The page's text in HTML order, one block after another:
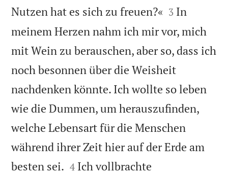
Nutzen hat es sich zu freuen?« 

3 In
meinem Herzen nahm ich mir vor, mich
mit Wein zu berauschen, aber so, dass ich
noch besonnen über die Weisheit
nachdenken könnte. Ich wollte so leben
wie die Dummen, um herauszufinden,
welche Lebensart für die Menschen
während ihrer Zeit hier auf der Erde am
besten sei. 

4 Ich vollbrachte